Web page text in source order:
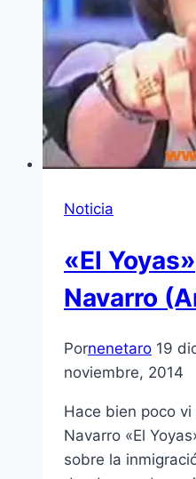
Noticia
«El
Navarro
Pornenetaro 19
noviembre, 2014
Hace bien poco
Navarro «El
sobre la